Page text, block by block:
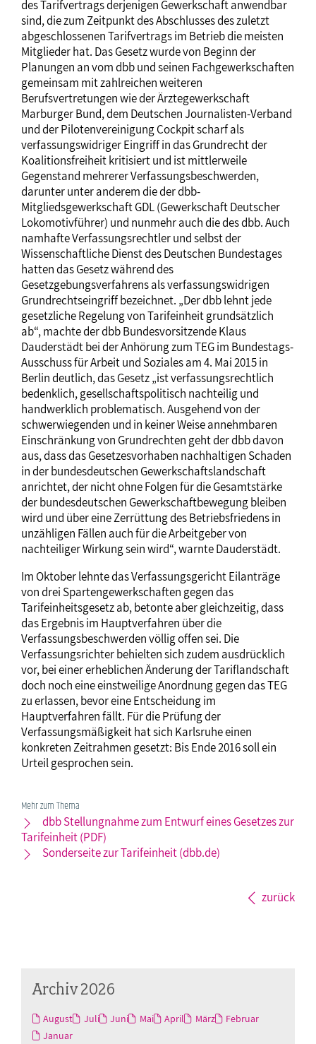
des Tarifvertrags derjenigen Gewerkschaft anwendbar
sind, die zum Zeitpunkt des Abschlusses des zuletzt
abgeschlossenen Tarifvertrags im Betrieb die meisten
Mitglieder hat. Das Gesetz wurde von Beginn der
Planungen an vom dbb und seinen Fachgewerkschaften
gemeinsam mit zahlreichen weiteren
Berufsvertretungen wie der Ärztegewerkschaft
Marburger Bund, dem Deutschen Journalisten-Verband
und der Pilotenvereinigung Cockpit scharf als
verfassungswidriger Eingriff in das Grundrecht der
Koalitionsfreiheit kritisiert und ist mittlerweile
Gegenstand mehrerer Verfassungsbeschwerden,
darunter unter anderem die der dbb-
Mitgliedsgewerkschaft GDL (Gewerkschaft Deutscher
Lokomotivführer) und nunmehr auch die des dbb. Auch
namhafte Verfassungsrechtler und selbst der
Wissenschaftliche Dienst des Deutschen Bundestages
hatten das Gesetz während des
Gesetzgebungsverfahrens als verfassungswidrigen
Grundrechtseingriff bezeichnet. „Der dbb lehnt jede
gesetzliche Regelung von Tarifeinheit grundsätzlich
ab“, machte der dbb Bundesvorsitzende Klaus
Dauderstädt bei der Anhörung zum TEG im Bundestags-
Ausschuss für Arbeit und Soziales am 4. Mai 2015 in
Berlin deutlich, das Gesetz „ist verfassungsrechtlich
bedenklich, gesellschaftspolitisch nachteilig und
handwerklich problematisch. Ausgehend von der
schwerwiegenden und in keiner Weise annehmbaren
Einschränkung von Grundrechten geht der dbb davon
aus, dass das Gesetzesvorhaben nachhaltigen Schaden
in der bundesdeutschen Gewerkschaftslandschaft
anrichtet, der nicht ohne Folgen für die Gesamtstärke
der bundesdeutschen Gewerkschaftbewegung bleiben
wird und über eine Zerrüttung des Betriebsfriedens in
unzähligen Fällen auch für die Arbeitgeber von
nachteiliger Wirkung sein wird“, warnte Dauderstädt.
Im Oktober lehnte das Verfassungsgericht Eilanträge
von drei Spartengewerkschaften gegen das
Tarifeinheitsgesetz ab, betonte aber gleichzeitig, dass
das Ergebnis im Hauptverfahren über die
Verfassungsbeschwerden völlig offen sei. Die
Verfassungsrichter behielten sich zudem ausdrücklich
vor, bei einer erheblichen Änderung der Tariflandschaft
doch noch eine einstweilige Anordnung gegen das TEG
zu erlassen, bevor eine Entscheidung im
Hauptverfahren fällt. Für die Prüfung der
Verfassungsmäßigkeit hat sich Karlsruhe einen
konkreten Zeitrahmen gesetzt: Bis Ende 2016 soll ein
Urteil gesprochen sein.
Mehr zum Thema
dbb Stellungnahme zum Entwurf eines Gesetzes zur
Tarifeinheit (PDF)
Sonderseite zur Tarifeinheit (dbb.de)
zurück
Archiv 2026
August Juli Juni Mai April März
Februar
Januar